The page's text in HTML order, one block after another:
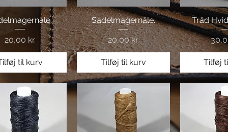
Pris
20,00 kr.
til kurv
Hurtigvisning
Sadelmagernåle.
Pris
20,00 kr.
Tilføj til kurv
Tråd
Pris
Tilføj